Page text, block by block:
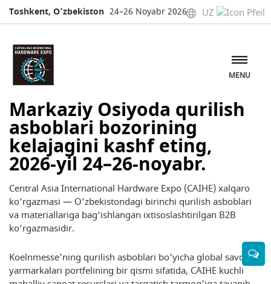
Toshkent, O'zbekiston 24–26 Noyabr 2026 UZ
MENU
Markaziy Osiyoda qurilish
asboblari bozorining
kelajagini kashf eting,
2026-yil 24–26-noyabr.
Central Asia International Hardware Expo (CAIHE) xalqaro
ko‘rgazmasi — O‘zbekistondagi birinchi qurilish asboblari
va materiallariga bag‘ishlangan ixtisoslashtirilgan B2B
ko‘rgazmasidir.
Koelnmesse'ning qurilish asboblari bo'yicha global savdo
yarmarkalari portfelining bir qismi sifatida, CAIHE kuchli